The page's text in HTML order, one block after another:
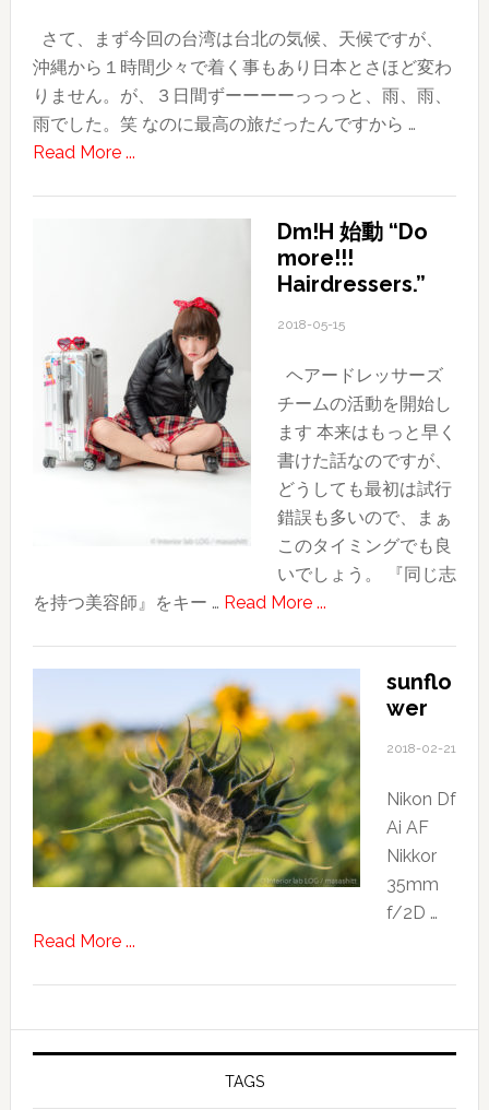
さて、まず今回の台湾は台北の気候、天候ですが、
沖縄から１時間少々で着く事もあり日本とさほど変わ
りません。が、３日間ずーーーーっっっと、雨、雨、
雨でした。笑 なのに最高の旅だったんですから …
Read More ...about
そ
の
２〜
ほ
ぼ
で
ご
日
Dm!H 始動 “Do
more!!!
Hairdressers.”
2018-05-15
ヘアードレッサーズ
チームの活動を開始し
ます 本来はもっと早く
書けた話なのですが、
どうしても最初は試行
錯誤も多いので、まぁ
このタイミングでも良
いでしょう。 『同じ志
を持つ美容師』をキー … Read More ...about
動
“Do
more!!!
Hairdressers.”
sunflo
wer
2018-02-21
Nikon Df
Ai AF
Nikkor
35mm
f/2D …
Read More ...about
TAGS